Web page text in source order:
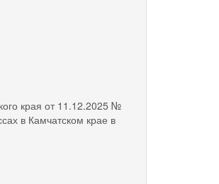
края от 11.12.2025 №
в Камчатском крае в